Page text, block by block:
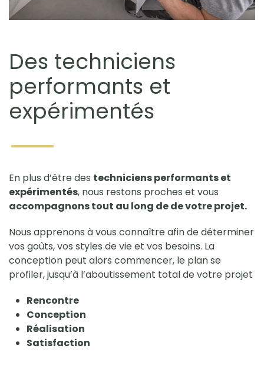
Des techniciens
performants et
expérimentés
En plus d’être des techniciens performants et
expérimentés, nous restons proches et vous
accompagnons tout au long de de votre projet.
Nous apprenons à vous connaître afin de déterminer
vos goûts, vos styles de vie et vos besoins. La
conception peut alors commencer, le plan se
profiler, jusqu’à l’aboutissement total de votre projet
Rencontre
Conception
Réalisation
Satisfaction